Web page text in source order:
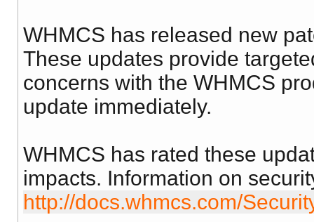
WHMCS has released new
These updates provide
concerns with the WHMCS
update immediately.
WHMCS has rated these
impacts. Information on
http://docs.whmcs.com/